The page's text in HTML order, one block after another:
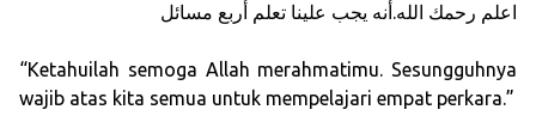
اعلم رحمك الله.أنه يجب علينا تعلم أربع مسائل
“Ketahuilah semoga Allah merahmatimu. Sesungguhnya
wajib atas kita semua untuk mempelajari empat perkara.”